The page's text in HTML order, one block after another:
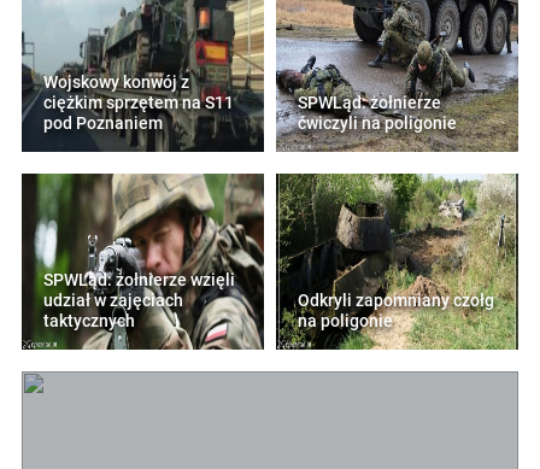
Wojskowy konwój z
ciężkim sprzętem na S11
pod Poznaniem
SPWLąd: żołnierze
ćwiczyli na poligonie
SPWLąd: żołnierze wzięli
udział w zajęciach
taktycznych
Odkryli zapomniany czołg
na poligonie